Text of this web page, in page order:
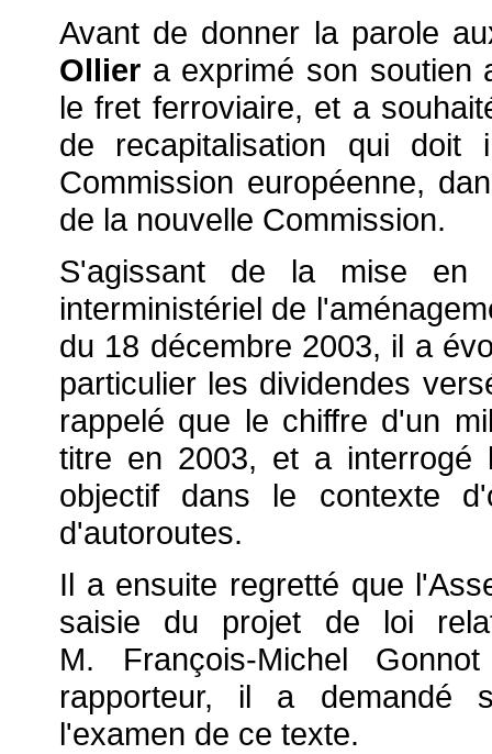
Avant de donner la parole
Ollier a exprimé son soutien
le fret ferroviaire, et a
de recapitalisation qui doit
Commission européenne,
de la nouvelle Commission.
S'agissant de la mise en
interministériel de
du 18 décembre 2003, il a
particulier les dividendes
rappelé que le chiffre d'un
titre en 2003, et a interrogé
objectif dans le contexte
d'autoroutes.
Il a ensuite regretté que
saisie du projet de loi
M. François-Michel
rapporteur, il a demandé
l'examen de ce texte.